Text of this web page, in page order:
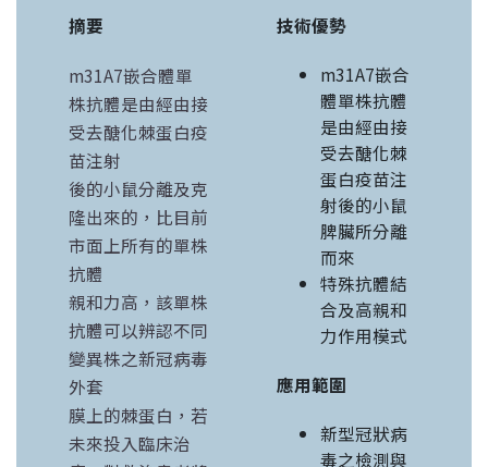
摘要
m31A7嵌合體單
株抗體是由經由接
受去醣化棘蛋白疫
苗注射
後的小鼠分離及克
隆出來的，比目前
市面上所有的單株
抗體
親和力高，該單株
抗體可以辨認不同
變異株之新冠病毒
外套
膜上的棘蛋白，若
未來投入臨床治
技術優勢
m31A7嵌合
體單株抗體
是由經由接
受去醣化棘
蛋白疫苗注
射後的小鼠
脾臟所分離
而來
特殊抗體結
合及高親和
力作用模式
應用範圍
新型冠狀病
毒之檢測與